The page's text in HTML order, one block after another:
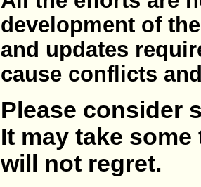
development of
and updates
cause conflicts
Please consider
It may take
will not regret.